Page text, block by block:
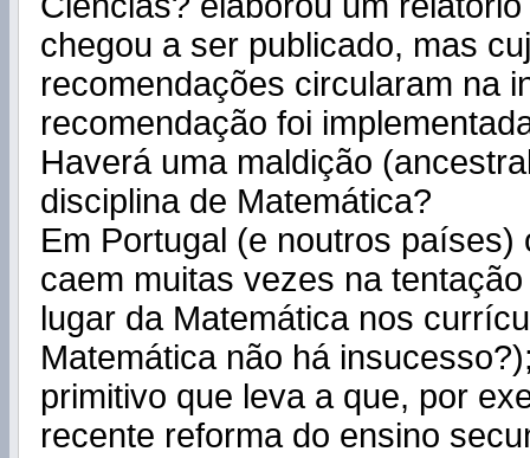
chegou a ser publicado, mas
recomendações circularam na
recomendação foi
Haverá uma maldição
disciplina de Matemática?
Em Portugal (e noutros países)
caem muitas vezes na
lugar da Matemática nos
Matemática não há
primitivo que leva a que, por
recente reforma do ensino